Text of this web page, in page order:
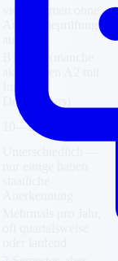
Deutschkurs)
10—20 Studierende